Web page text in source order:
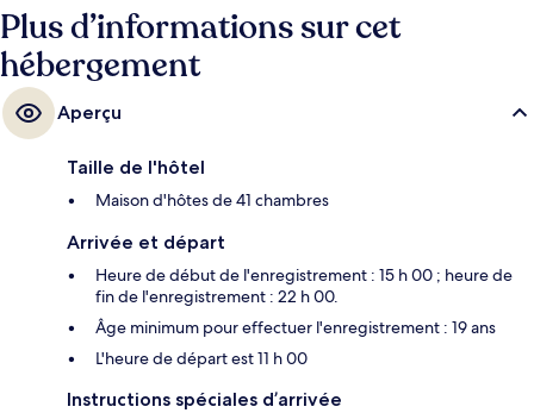
et Station Jungang, à 7 min de marche à peine.
Plus d’informations sur cet
hébergement
Aperçu
Taille de l'hôtel
Maison d'hôtes de 41 chambres
Arrivée et départ
Heure de début de l'enregistrement : 15 h 00 ; heure de
fin de l'enregistrement : 22 h 00.
Âge minimum pour effectuer l'enregistrement : 19 ans
L'heure de départ est 11 h 00
Instructions spéciales d’arrivée